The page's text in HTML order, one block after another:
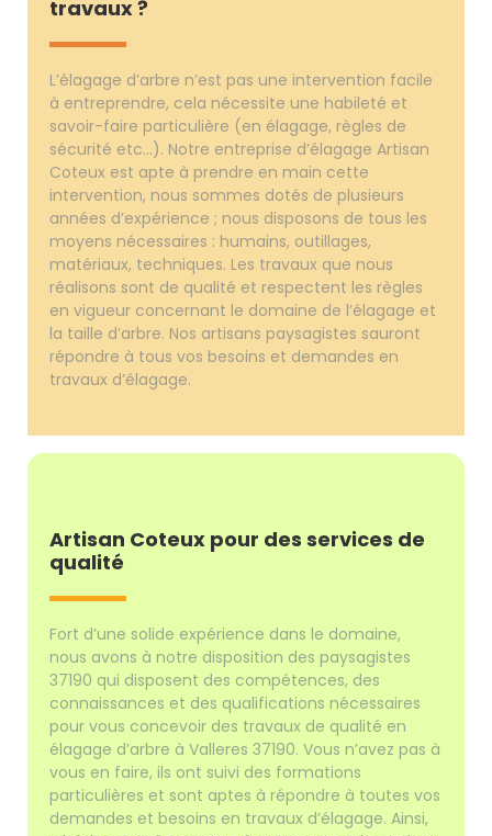
travaux ?
L’élagage d’arbre n’est pas une intervention facile
à entreprendre, cela nécessite une habileté et
savoir-faire particulière (en élagage, règles de
sécurité etc…). Notre entreprise d’élagage Artisan
Coteux est apte à prendre en main cette
intervention, nous sommes dotés de plusieurs
années d’expérience ; nous disposons de tous les
moyens nécessaires : humains, outillages,
matériaux, techniques. Les travaux que nous
réalisons sont de qualité et respectent les règles
en vigueur concernant le domaine de l’élagage et
la taille d’arbre. Nos artisans paysagistes sauront
répondre à tous vos besoins et demandes en
travaux d’élagage.
Artisan Coteux pour des services de
qualité
Fort d’une solide expérience dans le domaine,
nous avons à notre disposition des paysagistes
37190 qui disposent des compétences, des
connaissances et des qualifications nécessaires
pour vous concevoir des travaux de qualité en
élagage d’arbre à Valleres 37190. Vous n’avez pas à
vous en faire, ils ont suivi des formations
particulières et sont aptes à répondre à toutes vos
demandes et besoins en travaux d’élagage. Ainsi,